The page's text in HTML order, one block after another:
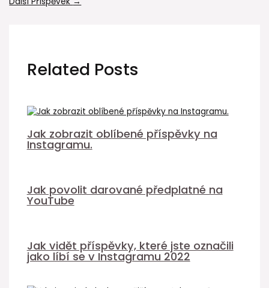
Related Posts
Jak zobrazit oblíbené příspěvky na
Instagramu.
Jak povolit darované předplatné na
YouTube
Jak vidět příspěvky, které jste označili
jako líbí se v Instagramu 2022